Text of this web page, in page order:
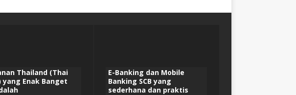
Thailand (Thai
yang Enak Banget
E-Banking dan Mobile
Banking SCB yang
sederhana dan praktis